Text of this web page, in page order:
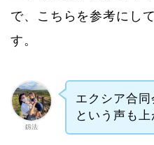
で、こちらを参考にし
す。
釼法
エクシア合
という声も上